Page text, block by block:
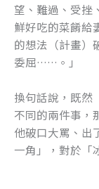
望、難過、受
鮮好吃的菜餚
的想法（計畫）
委屈……。」
換句話說，既然
不同的兩件事，
他破口大罵、出
一角」，對於「